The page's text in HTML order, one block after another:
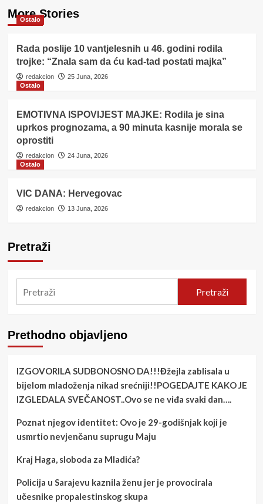
More Stories
Ostalo
Rada poslije 10 vantjelesnih u 46. godini rodila
trojke: “Znala sam da ću kad-tad postati majka”
redakcion
25 Juna, 2026
Ostalo
EMOTIVNA ISPOVIJEST MAJKE: Rodila je sina
uprkos prognozama, a 90 minuta kasnije morala se
oprostiti
redakcion
24 Juna, 2026
Ostalo
VIC DANA: Hervegovac
redakcion 13 Juna, 2026
Pretraži
Pretraži
Prethodno objavljeno
IZGOVORILA SUDBONOSNO DA!!!Đžejla zablisala u
bijelom mladoženja nikad srećniji!!POGEDAJTE KAKO JE
IZGLEDALA SVEČANOST..Ovo se ne viđa svaki dan….
Poznat njegov identitet: Ovo je 29-godišnjak koji je
usmrtio nevjenčanu suprugu Maju
Kraj Haga, sloboda za Mladića?
Policija u Sarajevu kaznila ženu jer je provocirala
učesnike propalestinskog skupa